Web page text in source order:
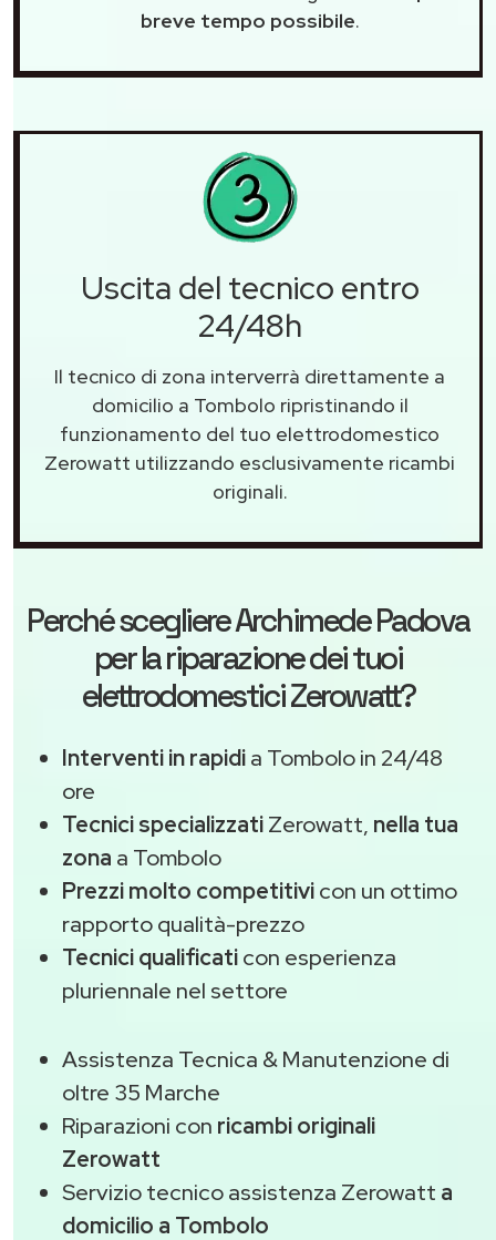
breve tempo possibile.
Uscita del tecnico entro
24/48h
Il tecnico di zona interverrà direttamente a
domicilio a Tombolo ripristinando il
funzionamento del tuo elettrodomestico
Zerowatt utilizzando esclusivamente ricambi
originali.
Perché scegliereArchimede Padova
per la riparazione dei tuoi
elettrodomestici Zerowatt?
Interventi in rapidia Tombolo in 24/48
ore
Tecnici specializzatiZerowatt, nella tua
zona a Tombolo
Prezzi molto competitivicon un ottimo
rapporto qualità-prezzo
Tecnici qualificaticon esperienza
pluriennale nel settore
Assistenza Tecnica & Manutenzione di
oltre 35 Marche
Riparazioni con ricambi originali
Zerowatt
Servizio tecnico assistenza Zerowatt a
domicilio a Tombolo